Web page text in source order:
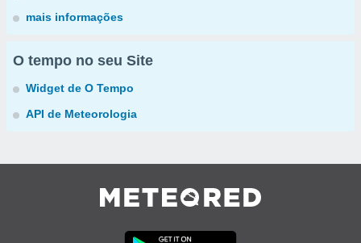
mais informações
O tempo no seu Site
Widget de O Tempo
API de Meteorologia